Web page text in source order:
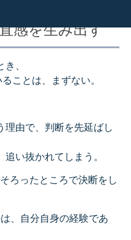
感を生み出す
、
ことは、まずない。
理由で、判断を先延ばし
い抜かれてしまう。
ろったところで決断をし
、自分自身の経験であ